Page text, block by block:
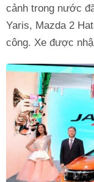
cảnh trong nước
Yaris, Mazda 2
công. Xe được